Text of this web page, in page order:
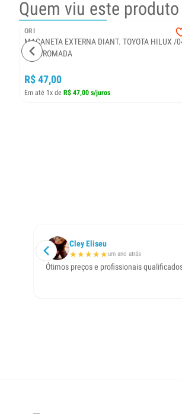
Quem viu este
ORI
MAÇANETA EXTERNA DIANT. TOYOTA HILUX /
LE - CROMADA
R$ 47,00
Em até 1x de R$ 47,00 s/juros
Cley Eliseu
★★★★★um ano atrás
Ótimos preços e profissionais